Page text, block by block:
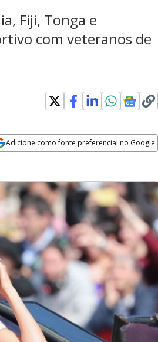
Fiji, Tonga e
com veteranos de
Adicione como fonte preferencial no Google